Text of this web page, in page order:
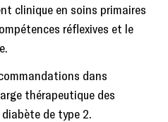
clinique en soins primaires
réflexives et le
dans
thérapeutique des
de type 2.